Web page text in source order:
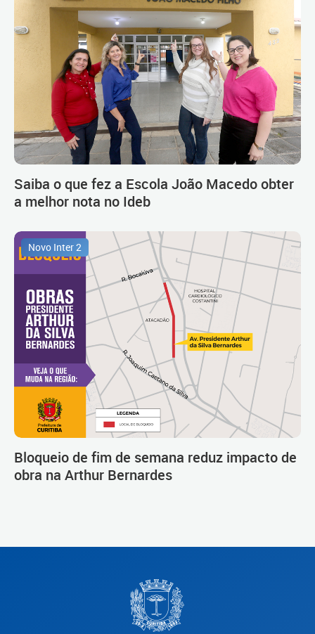
Saiba o que fez a Escola João Macedo obter
a melhor nota no Ideb
Novo Inter 2
Bloqueio de fim de semana reduz impacto de
obra na Arthur Bernardes